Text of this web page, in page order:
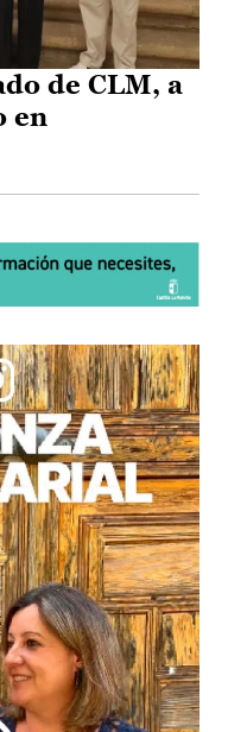
de CLM, a
en